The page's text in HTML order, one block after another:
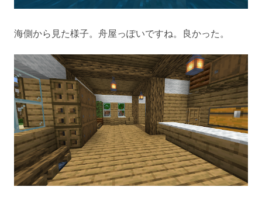
海側から見た様子。舟屋っぽいですね。良かった。